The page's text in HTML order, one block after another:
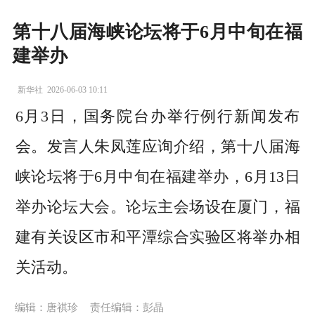
第十八届海峡论坛将于6月中旬在福
建举办
新华社 2026-06-03 10:11
6月3日，国务院台办举行例行新闻发布
会。发言人朱凤莲应询介绍，第十八届海
峡论坛将于6月中旬在福建举办，6月13日
举办论坛大会。论坛主会场设在厦门，福
建有关设区市和平潭综合实验区将举办相
关活动。
编辑：唐祺珍 责任编辑：彭晶